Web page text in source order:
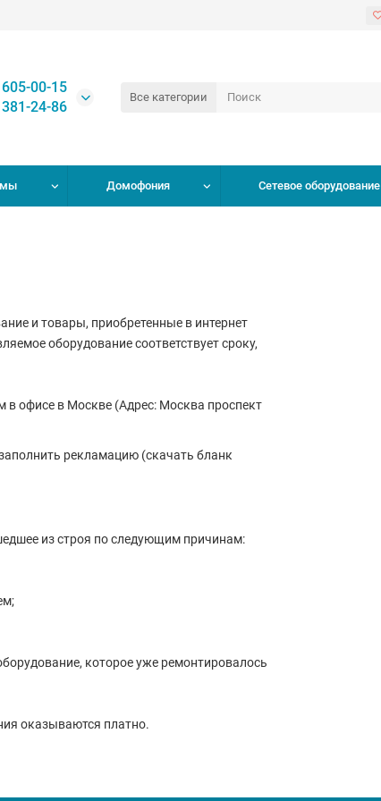
Все категории
00-15
24-86
Домофония Сетевое оборудование
и товары, приобретенные в интернет
оборудование соответствует сроку,
в офисе в Москве (Адрес: Москва проспект
рекламацию (скачать бланк
из строя по следующим причинам:
которое уже ремонтировалось
оказываются платно.